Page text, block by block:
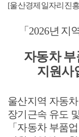
[울산경제일자리진
「 2026년 지
자동차
지원사
울산지역 자동
장기근속 유도
「 자동차 부품